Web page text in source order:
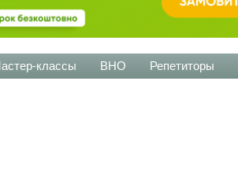
классы ВНО Репетиторы